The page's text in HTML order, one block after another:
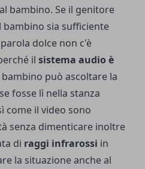
bambino. Se il genitore
bambino sia sufficiente
dolce non c'è
il sistema audio è
può ascoltare la
fosse lì nella stanza
come il video sono
senza dimenticare inoltre
di raggi infrarossi in
la situazione anche al